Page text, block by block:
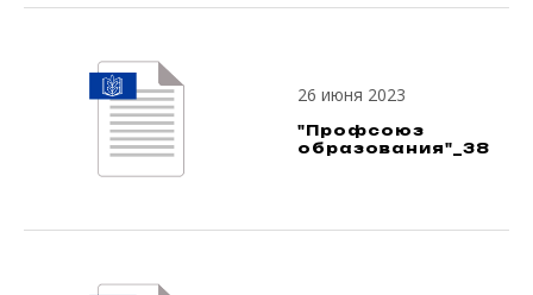
26 июня 2023
"Профсоюз
образования"_38